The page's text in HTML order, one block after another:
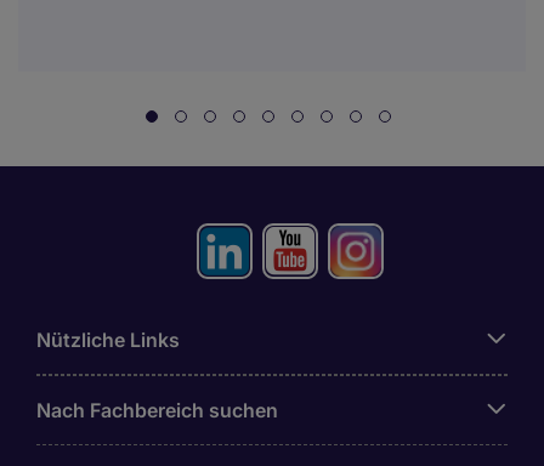
Nützliche Links
Nach Fachbereich suchen